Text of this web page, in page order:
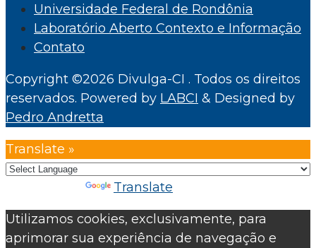
Universidade Federal de Rondônia
Laboratório Aberto Contexto e Informação
Contato
Copyright ©2026 Divulga-CI . Todos os direitos
reservados. Powered by LABCI & Designed by
Pedro Andretta
Translate »
Translate
Utilizamos cookies, exclusivamente, para
aprimorar sua experiência de navegação e